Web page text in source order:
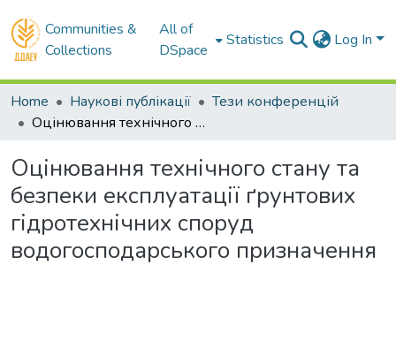
Communities &
Collections
All of
DSpace
Statistics Log In
Home Наукові публікації
Тези конференцій
Оцінювання технічного стану та безпеки експлуатації ґрунтових гідротехнічних споруд водогосподарського призначення
Оцінювання технічного стану та
безпеки експлуатації ґрунтових
гідротехнічних споруд
водогосподарського призначення